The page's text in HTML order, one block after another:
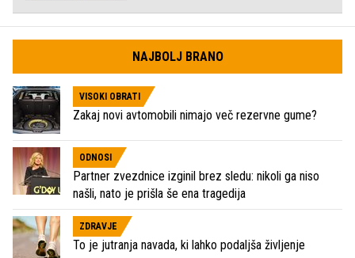
NAJBOLJ BRANO
VISOKI OBRATI
Zakaj novi avtomobili nimajo več rezervne gume?
ODNOSI
Partner zvezdnice izginil brez sledu: nikoli ga niso
našli, nato je prišla še ena tragedija
ZDRAVJE
To je jutranja navada, ki lahko podaljša življenje